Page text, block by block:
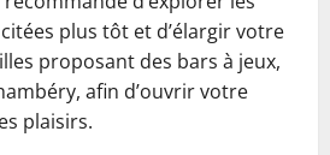
plus tôt et d’élargir votre
proposant des bars à jeux,
afin d’ouvrir votre
plaisirs.